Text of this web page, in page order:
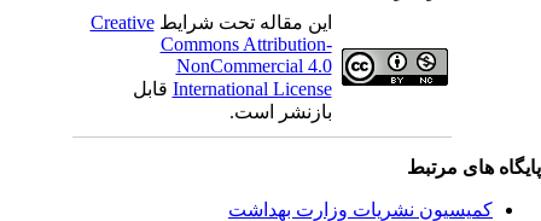
این مقاله تحت شرایطCreative
Commons Attribution-
NonCommercial 4.0
International Licenseقابل
بازنشر است.
های مرتبط
کمیسیون نشریات وزارت بهداشت